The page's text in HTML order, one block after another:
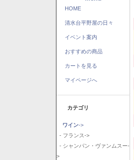
HOME
清水台平野屋の日々
イベント案内
おすすめの商品
カートを見る
マイページへ
カテゴリ
ワイン->
- フランス->
- シャンパン・ヴァンムスー-
>